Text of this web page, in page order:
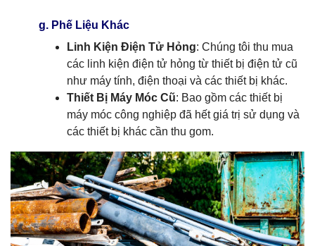
g. Phế Liệu Khác
Linh Kiện Điện Tử Hỏng: Chúng tôi thu mua
các linh kiện điện tử hỏng từ thiết bị điện tử cũ
như máy tính, điện thoại và các thiết bị khác.
Thiết Bị Máy Móc Cũ: Bao gồm các thiết bị
máy móc công nghiệp đã hết giá trị sử dụng và
các thiết bị khác cần thu gom.